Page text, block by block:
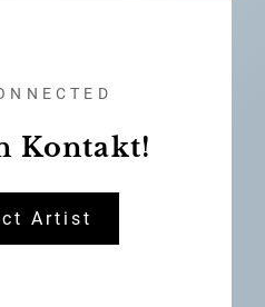
Kontakt!
Artist